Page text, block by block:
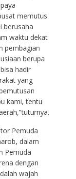
memutus
berusaha
waktu dekat
pembagian
berupa
hadir
yang
kami, tentu
Pemuda
dalam
Pemuda
dengan
wajah